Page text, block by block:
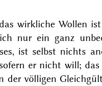
wirkliche Wollen
nur ein ganz
ist selbst nichts
er nicht will; das
der völligen